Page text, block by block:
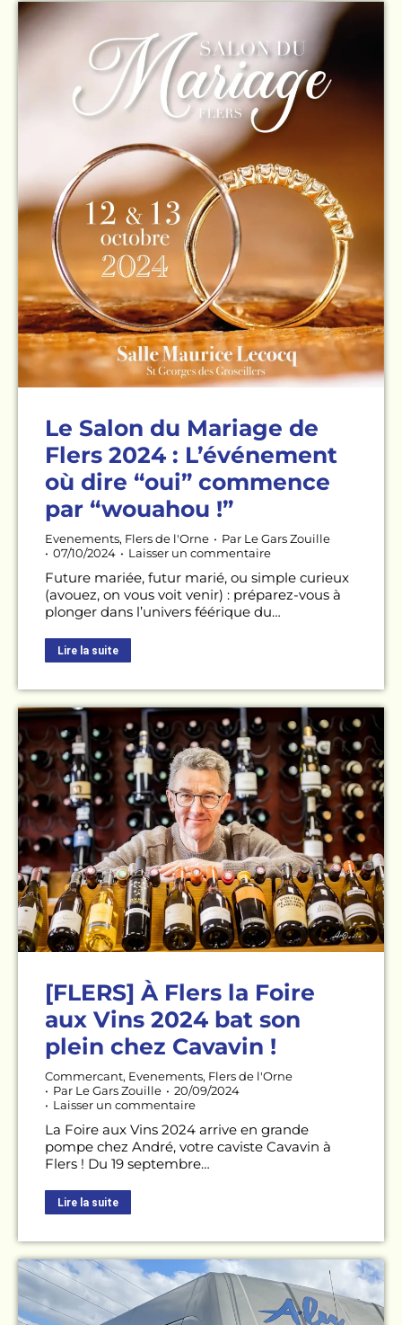
Le Salon du Mariage de
Flers 2024 : L’événement
où dire “oui” commence
par “wouahou !”
Evenements, Flers de l'Orne Par Le Gars Zouille
07/10/2024
Laisser un commentaire
Future mariée, futur marié, ou simple curieux
(avouez, on vous voit venir) : préparez-vous à
plonger dans l’univers féérique du…
Lire la suite
[FLERS] À Flers la Foire
aux Vins 2024 bat son
plein chez Cavavin !
Commercant, Evenements, Flers de l'Orne
Par Le Gars Zouille
20/09/2024
Laisser un commentaire
La Foire aux Vins 2024 arrive en grande
pompe chez André, votre caviste Cavavin à
Flers ! Du 19 septembre…
Lire la suite